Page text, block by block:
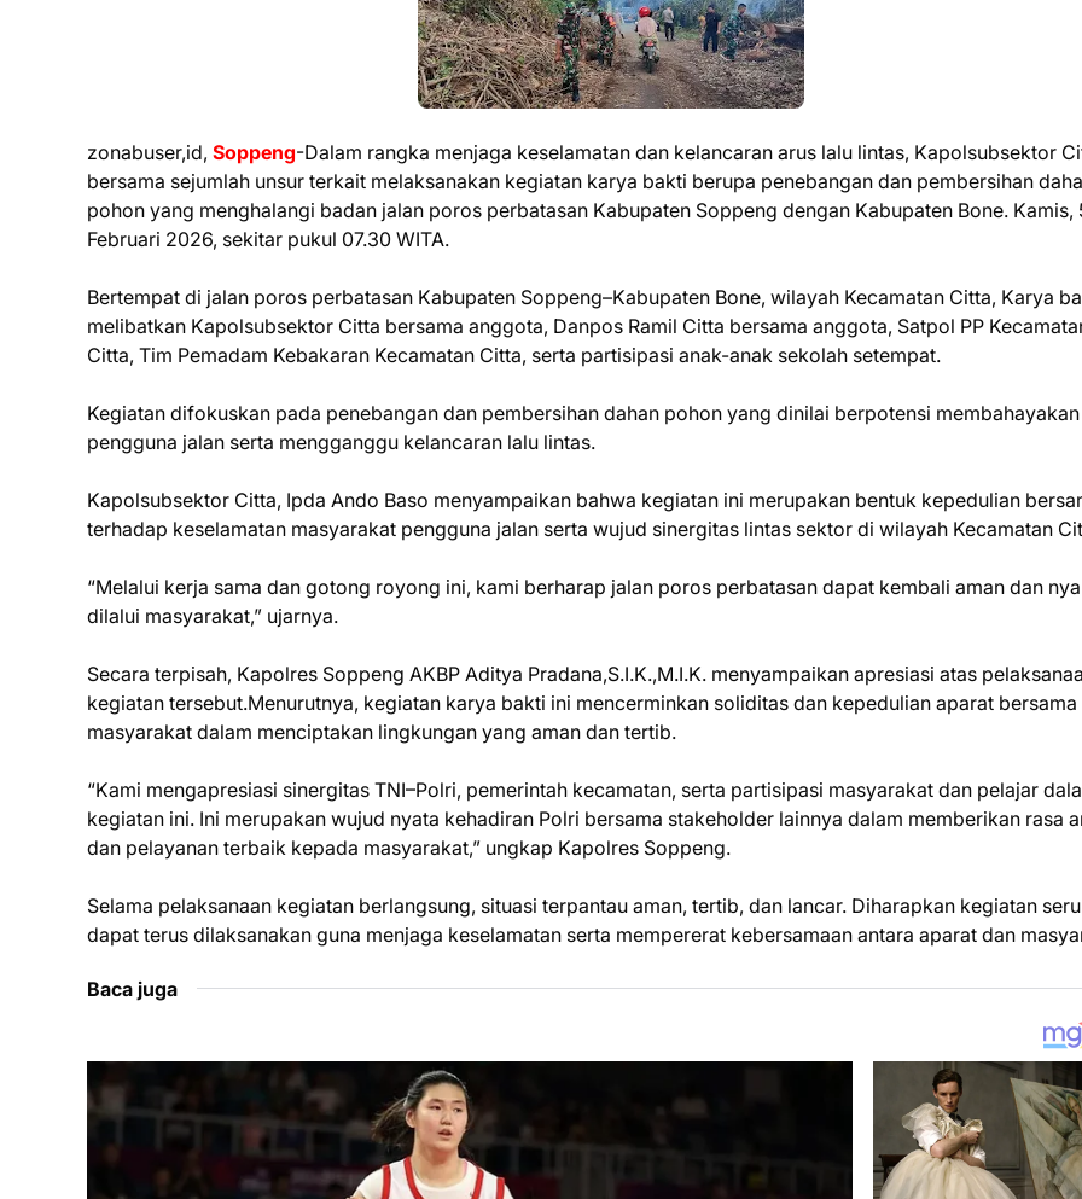
zonabuser,id, Soppeng-Dalam rangka menjaga keselamatan dan kelancaran arus lalu lintas, Kapolsubsektor
bersama sejumlah unsur terkait melaksanakan kegiatan karya bakti berupa penebangan dan pembersihan
pohon yang menghalangi badan jalan poros perbatasan Kabupaten Soppeng dengan Kabupaten Bone. Kamis,
Februari 2026, sekitar pukul 07.30 WITA.
Bertempat di jalan poros perbatasan Kabupaten Soppeng–Kabupaten Bone, wilayah Kecamatan Citta, Karya
melibatkan Kapolsubsektor Citta bersama anggota, Danpos Ramil Citta bersama anggota, Satpol PP
Citta, Tim Pemadam Kebakaran Kecamatan Citta, serta partisipasi anak-anak sekolah setempat.
Kegiatan difokuskan pada penebangan dan pembersihan dahan pohon yang dinilai berpotensi membahayakan
pengguna jalan serta mengganggu kelancaran lalu lintas.
Kapolsubsektor Citta, Ipda Ando Baso menyampaikan bahwa kegiatan ini merupakan bentuk kepedulian
terhadap keselamatan masyarakat pengguna jalan serta wujud sinergitas lintas sektor di wilayah Kecamatan
“Melalui kerja sama dan gotong royong ini, kami berharap jalan poros perbatasan dapat kembali aman dan
dilalui masyarakat,” ujarnya.
Secara terpisah, Kapolres Soppeng AKBP Aditya Pradana,S.I.K.,M.I.K. menyampaikan apresiasi atas
kegiatan tersebut.Menurutnya, kegiatan karya bakti ini mencerminkan soliditas dan kepedulian aparat bersama
masyarakat dalam menciptakan lingkungan yang aman dan tertib.
“Kami mengapresiasi sinergitas TNI–Polri, pemerintah kecamatan, serta partisipasi masyarakat dan pelajar
kegiatan ini. Ini merupakan wujud nyata kehadiran Polri bersama stakeholder lainnya dalam memberikan rasa
dan pelayanan terbaik kepada masyarakat,” ungkap Kapolres Soppeng.
Selama pelaksanaan kegiatan berlangsung, situasi terpantau aman, tertib, dan lancar. Diharapkan kegiatan
dapat terus dilaksanakan guna menjaga keselamatan serta mempererat kebersamaan antara aparat dan
Baca juga